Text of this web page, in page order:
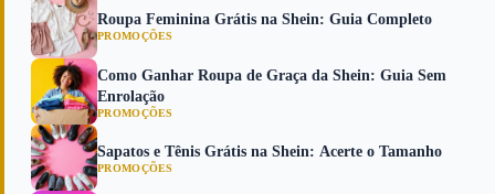
Roupa Feminina Grátis na Shein: Guia Completo
PROMOÇÕES
Como Ganhar Roupa de Graça da Shein: Guia Sem
Enrolação
PROMOÇÕES
Sapatos e Tênis Grátis na Shein: Acerte o Tamanho
PROMOÇÕES